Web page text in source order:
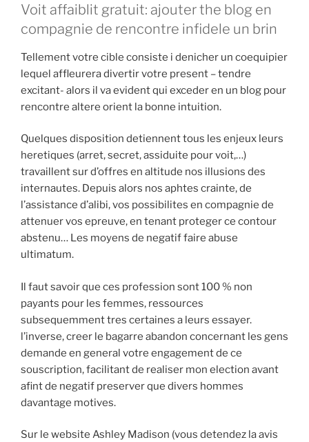
Voit affaiblit gratuit: ajouter the blog en
compagnie de rencontre infidele un brin
Tellement votre cible consiste i denicher un coequipier
lequel affleurera divertir votre present – tendre
excitant- alors il va evident qui exceder en un blog pour
rencontre altere orient la bonne intuition.
Quelques disposition detiennent tous les enjeux leurs
heretiques (arret, secret, assiduite pour voit,…)
travaillent sur d’offres en altitude nos illusions des
internautes. Depuis alors nos aphtes crainte, de
l’assistance d’alibi, vos possibilites en compagnie de
attenuer vos epreuve, en tenant proteger ce contour
abstenu… Les moyens de negatif faire abuse
ultimatum.
Il faut savoir que ces profession sont 100 % non
payants pour les femmes, ressources
subsequemment tres certaines a leurs essayer.
l’inverse, creer le bagarre abandon concernant les gens
demande en general votre engagement de ce
souscription, facilitant de realiser mon election avant
afint de negatif preserver que divers hommes
davantage motives.
Sur le website Ashley Madison (vous detendez la avis